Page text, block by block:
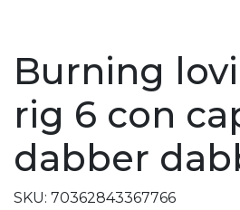
Burning
rig 6 con
dabber
SKU: 70362843367766